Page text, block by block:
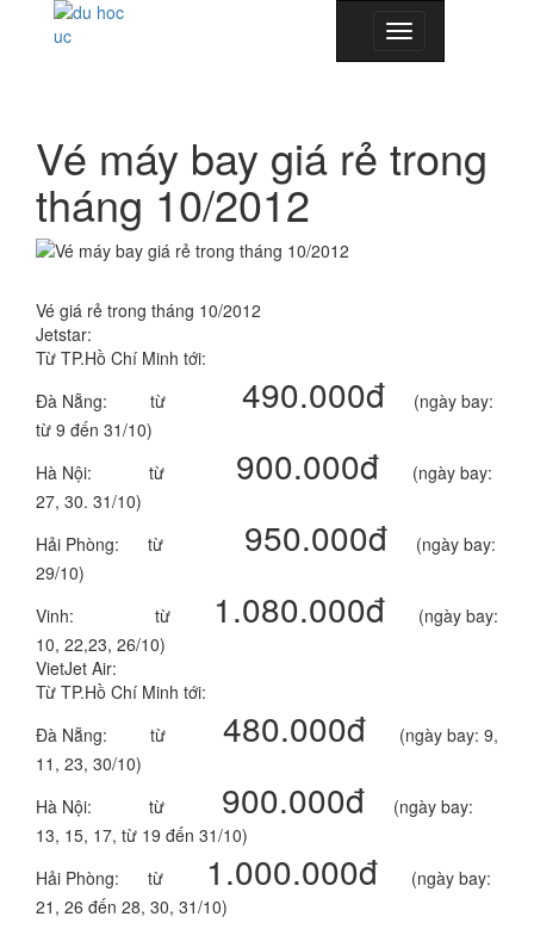
Toggle
navigation
Vé máy bay giá rẻ trong
tháng 10/2012
Vé giá rẻ trong tháng 10/2012
Jetstar:
Từ TP.Hồ Chí Minh tới:
Đà Nẵng: từ 490.000đ (ngày bay:
từ 9 đến 31/10)
Hà Nội: từ
900.000đ
(ngày bay:
27, 30. 31/10)
Hải Phòng: từ 950.000đ (ngày bay:
29/10)
Vinh: từ 1.080.000đ
(ngày bay:
10, 22,23, 26/10)
VietJet Air:
Từ TP.Hồ Chí Minh tới:
Đà Nẵng: từ 480.000đ
(ngày bay: 9,
11, 23, 30/10)
Hà Nội: từ 900.000đ (ngày bay:
13, 15, 17, từ 19 đến 31/10)
Hải Phòng: từ 1.000.000đ
(ngày bay:
21, 26 đến 28, 30, 31/10)